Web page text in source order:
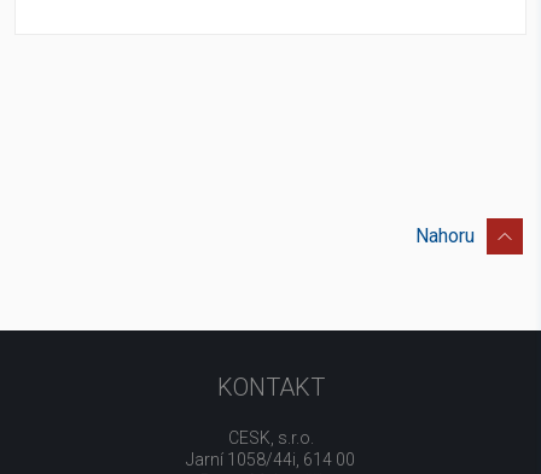
Nahoru
KONTAKT
CESK, s.r.o.
Jarní 1058/44i, 614 00